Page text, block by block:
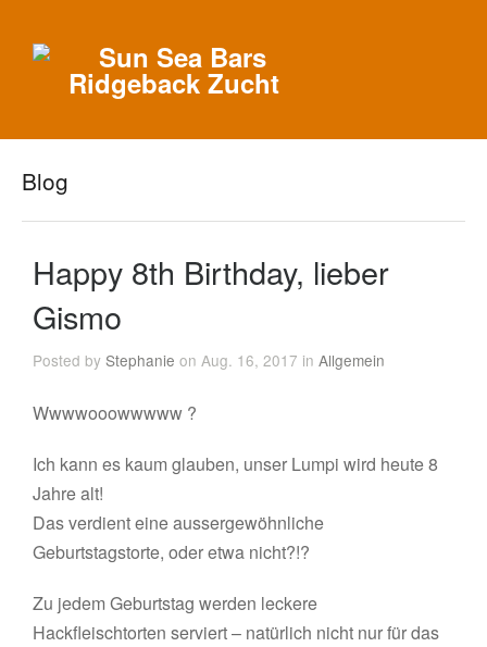
Blog
Happy 8th Birthday, lieber
Gismo
Posted byStephanie on Aug. 16, 2017 inAllgemein
Wwwwooowwwww ?
Ich kann es kaum glauben, unser Lumpi wird heute 8
Jahre alt!
Das verdient eine aussergewöhnliche
Geburtstagstorte, oder etwa nicht?!?
Zu jedem Geburtstag werden leckere
Hackfleischtorten serviert – natürlich nicht nur für das